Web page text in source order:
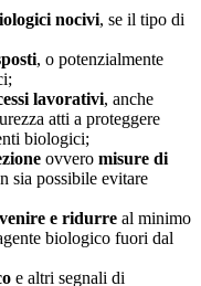
nocivi, se il tipo di
, o potenzialmente
lavorativi, anche
atti a proteggere
biologici;
ovvero misure di
sia possibile evitare
e ridurre al minimo
biologico fuori dal
e altri segnali di